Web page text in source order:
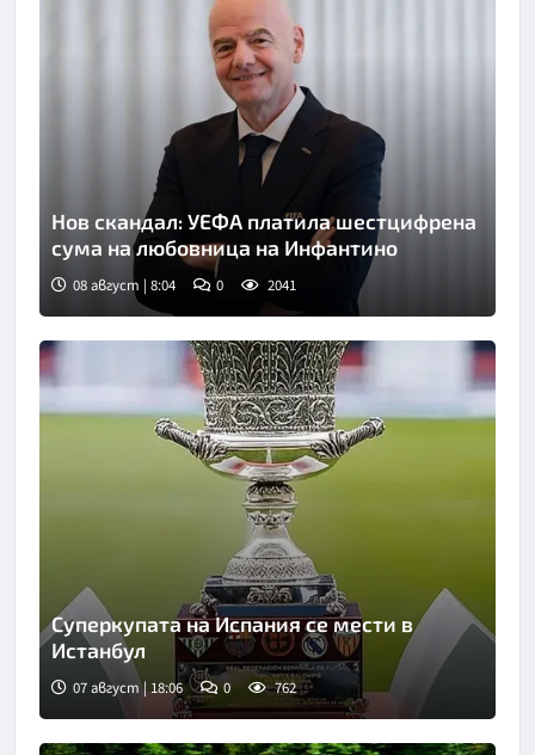
Нов скандал: УЕФА платила шестцифрена
сума на любовница на Инфантино
08 август | 8:04 0 2041
Снимка: X/Twitter
Суперкупата на Испания се мести в
Истанбул
07 август | 18:06 0 762